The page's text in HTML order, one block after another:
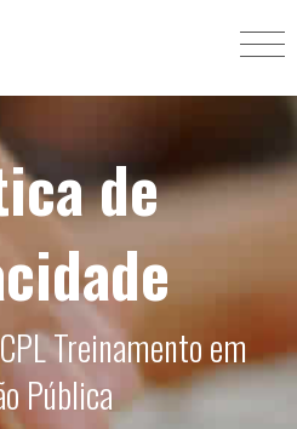
de
Treinamento em
Pública